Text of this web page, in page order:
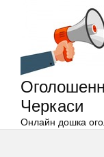
Черкаси
Онлайн дошка